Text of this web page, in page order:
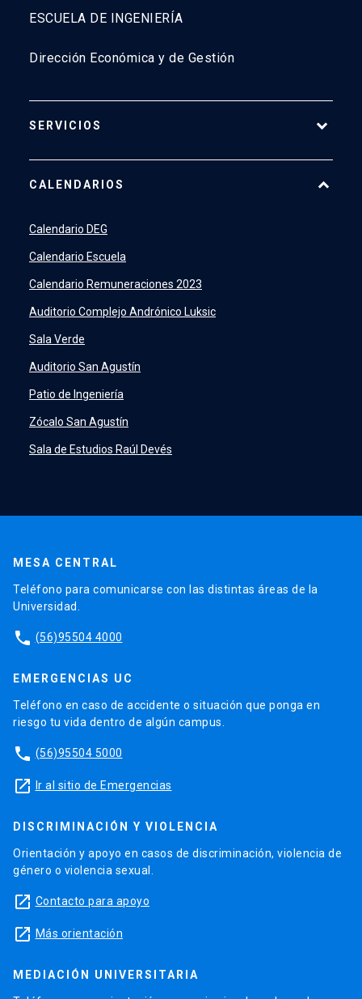
ESCUELA DE INGENIERÍA
Dirección Económica y de Gestión
SERVICIOS
SIDINGlaunch
Academic Intelligence
PeopleSoftlaunch
ERPlaunch
CALENDARIOS
Calendario DEG
Calendario Escuela
Calendario Remuneraciones 2023
Auditorio Complejo Andrónico Luksic
Sala Verde
Auditorio San Agustín
Patio de Ingeniería
Zócalo San Agustín
Sala de Estudios Raúl Devés
MESA CENTRAL
Teléfono para comunicarse con las distintas áreas de la
Universidad.
phone (56)95504 4000
EMERGENCIAS UC
Teléfono en caso de accidente o situación que ponga en
riesgo tu vida dentro de algún campus.
phone (56)95504 5000
launch Ir al sitio de Emergencias
DISCRIMINACIÓN Y VIOLENCIA
Orientación y apoyo en casos de discriminación, violencia de
género o violencia sexual.
launch Contacto para apoyo
launch Más orientación
MEDIACIÓN UNIVERSITARIA